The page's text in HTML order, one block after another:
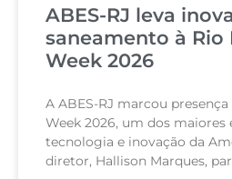
ABES-RJ leva
saneamento à
Week 2026
A ABES-RJ marcou
Week 2026, um dos maiores
tecnologia e inovação da
diretor, Hallison Marques,